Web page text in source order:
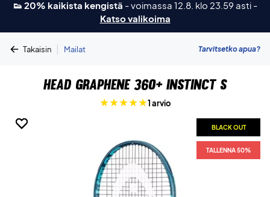
👟 20% kaikista kengistä -voimassa 12.8. klo 23.59 asti -
Katso valikoima
Takaisin | Mailat Tarvitsetko apua?
Head Graphene 360+ Instinct S
1 arvio
BLACK OUT
TALLENNA 50%
BLACK OUT
TALLENNA 50%
BLACK OUT
TALLENNA 50%